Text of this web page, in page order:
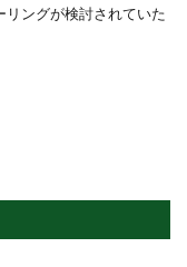
ングが検討されていた